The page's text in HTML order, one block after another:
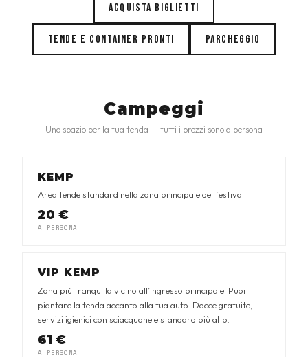
Acquista biglietti
Tende e container pronti Parcheggio
Campeggi
Uno spazio per la tua tenda — tutti i prezzi sono a persona
KEMP
Area tende standard nella zona principale del festival.
20 €
A PERSONA
VIP KEMP
Zona più tranquilla vicino all’ingresso principale. Puoi
piantare la tenda accanto alla tua auto. Docce gratuite,
servizi igienici con sciacquone e standard più alto.
61 €
A PERSONA